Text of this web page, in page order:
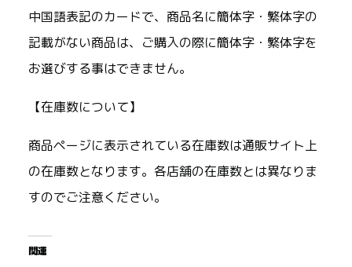
中国語表記のカードで、商品名に簡体字・繁体字の
記載がない商品は、ご購入の際に簡体字・繁体字を
お選びする事はできません。
【在庫数について】
商品ページに表示されている在庫数は通販サイト上
の在庫数となります。各店舗の在庫数とは異なりま
すのでご注意ください。
関連